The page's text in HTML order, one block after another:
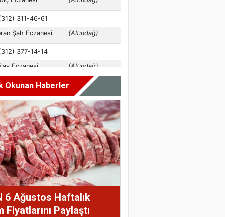
Okunan Haberler
6 Ağustos Haftalık
Fiyatlarını Paylaştı